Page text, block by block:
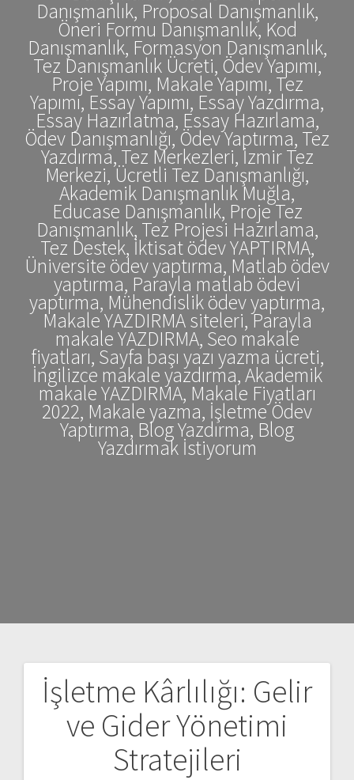
Danışmanlık, Proposal Danışmanlık,
Öneri Formu Danışmanlık, Kod
Danışmanlık, Formasyon Danışmanlık,
Tez Danışmanlık Ücreti, Ödev Yapımı,
Proje Yapımı, Makale Yapımı, Tez
Yapımı, Essay Yapımı, Essay Yazdırma,
Essay Hazırlatma, Essay Hazırlama,
Ödev Danışmanlığı, Ödev Yaptırma, Tez
Yazdırma, Tez Merkezleri, İzmir Tez
Merkezi, Ücretli Tez Danışmanlığı,
Akademik Danışmanlık Muğla,
Educase Danışmanlık, Proje Tez
Danışmanlık, Tez Projesi Hazırlama,
Tez Destek, İktisat ödev YAPTIRMA,
Üniversite ödev yaptırma, Matlab ödev
yaptırma, Parayla matlab ödevi
yaptırma, Mühendislik ödev yaptırma,
Makale YAZDIRMA siteleri, Parayla
makale YAZDIRMA, Seo makale
fiyatları, Sayfa başı yazı yazma ücreti,
İngilizce makale yazdırma, Akademik
makale YAZDIRMA, Makale Fiyatları
2022, Makale yazma, İşletme Ödev
Yaptırma, Blog Yazdırma, Blog
Yazdırmak İstiyorum
İşletme Kârlılığı: Gelir
ve Gider Yönetimi
Stratejileri
Yazı
gezinmesi